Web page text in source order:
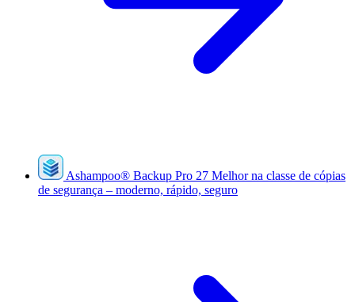
Ashampoo® Backup Pro 27 Melhor na classe de cópias
de segurança – moderno, rápido, seguro